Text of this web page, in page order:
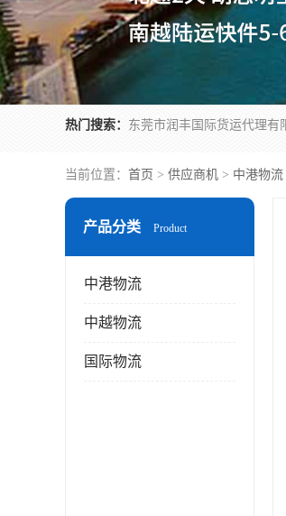
热门搜索：
当前位置： 首页 > 供应商机 > 中港物流
产品分类 Product
中港物流
中越物流
国际物流